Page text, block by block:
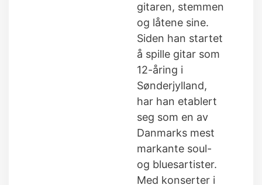
gitaren, stemmen
og låtene sine.
Siden han startet
å spille gitar som
12-åring i
Sønderjylland,
har han etablert
seg som en av
Danmarks mest
markante soul-
og bluesartister.
Med konserter i